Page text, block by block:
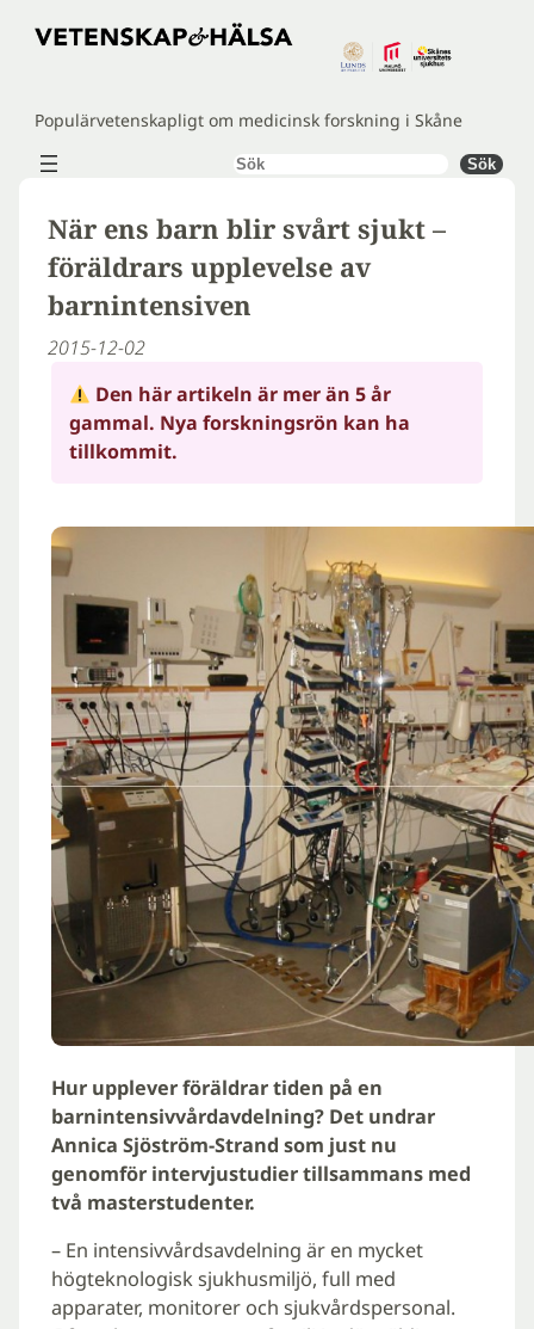
Hoppa
Populärvetenskapligt om medicinsk forskning i Skåne
Sök Sök
När ens barn blir svårt sjukt –
föräldrars upplevelse av
barnintensiven
2015-12-02
Den här artikeln är mer än 5 år
gammal. Nya forskningsrön kan ha
tillkommit.
Hur upplever föräldrar tiden på en
barnintensivvårdavdelning? Det undrar
Annica Sjöström-Strand som just nu
genomför intervjustudier tillsammans med
två masterstudenter.
– En intensivvårdsavdelning är en mycket
högteknologisk sjukhusmiljö, full med
apparater, monitorer och sjukvårdspersonal.